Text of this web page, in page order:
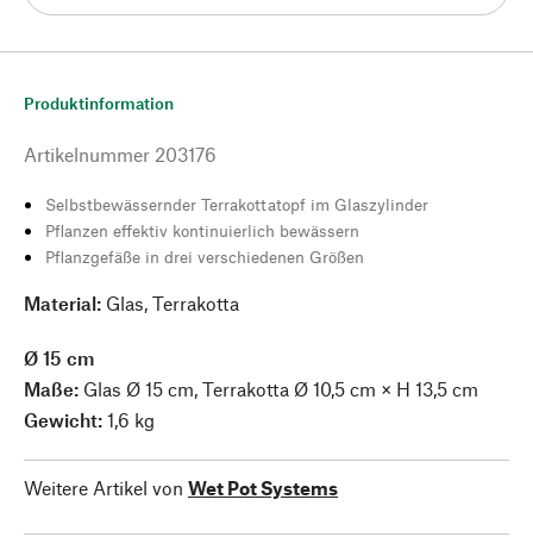
Produktinformation
Artikelnummer 203176
Selbstbewässernder Terrakottatopf im Glaszylinder
Pflanzen effektiv kontinuierlich bewässern
Pflanzgefäße in drei verschiedenen Größen
Material: Glas, Terrakotta
Ø 15 cm
Maße: Glas Ø 15 cm, Terrakotta Ø 10,5 cm × H 13,5 cm
Gewicht: 1,6 kg
Weitere Artikel von Wet Pot Systems